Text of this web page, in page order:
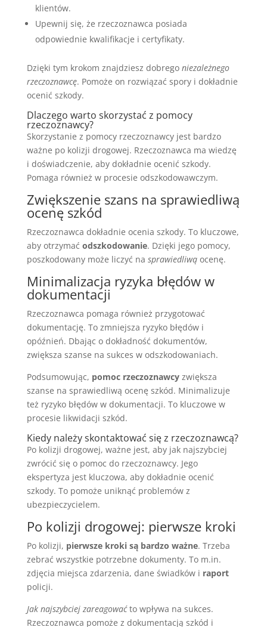
klientów.
Upewnij się, że rzeczoznawca posiada
odpowiednie kwalifikacje i certyfikaty.
Dzięki tym krokom znajdziesz dobrego niezależnego
rzeczoznawcę. Pomoże on rozwiązać spory i dokładnie
ocenić szkody.
Dlaczego warto skorzystać z pomocy
rzeczoznawcy?
Skorzystanie z pomocy rzeczoznawcy jest bardzo
ważne po kolizji drogowej. Rzeczoznawca ma wiedzę
i doświadczenie, aby dokładnie ocenić szkody.
Pomaga również w procesie odszkodowawczym.
Zwiększenie szans na sprawiedliwą
ocenę szkód
Rzeczoznawca dokładnie ocenia szkody. To kluczowe,
aby otrzymać odszkodowanie. Dzięki jego pomocy,
poszkodowany może liczyć na sprawiedliwąocenę.
Minimalizacja ryzyka błędów w
dokumentacji
Rzeczoznawca pomaga również przygotować
dokumentację. To zmniejsza ryzyko błędów i
opóźnień. Dbając o dokładność dokumentów,
zwiększa szanse na sukces w odszkodowaniach.
Podsumowując, pomoc rzeczoznawcyzwiększa
szanse na sprawiedliwą ocenę szkód. Minimalizuje
też ryzyko błędów w dokumentacji. To kluczowe w
procesie likwidacji szkód.
Kiedy należy skontaktować się z rzeczoznawcą?
Po kolizji drogowej, ważne jest, aby jak najszybciej
zwrócić się o pomoc do rzeczoznawcy. Jego
ekspertyza jest kluczowa, aby dokładnie ocenić
szkody. To pomoże uniknąć problemów z
ubezpieczycielem.
Po kolizji drogowej: pierwsze kroki
Po kolizji, pierwsze kroki są bardzo ważne. Trzeba
zebrać wszystkie potrzebne dokumenty. To m.in.
zdjęcia miejsca zdarzenia, dane świadków i raport
policji.
Jak najszybciej zareagowaćto wpływa na sukces.
Rzeczoznawca pomoże z dokumentacją szkód i